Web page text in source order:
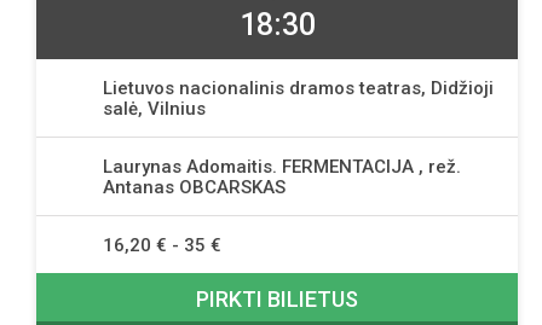
18:30
Lietuvos nacionalinis dramos teatras, Didžioji
salė, Vilnius
Laurynas Adomaitis. FERMENTACIJA , rež.
Antanas OBCARSKAS
16,20 € - 35 €
PIRKTI BILIETUS